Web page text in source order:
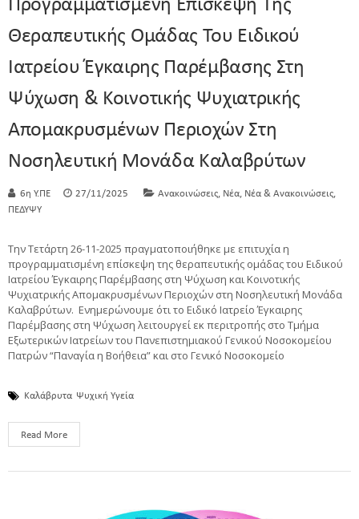
Προγραμματισμένη Επίσκεψη Της
Θεραπευτικής Ομάδας Του Ειδικού
Ιατρείου Έγκαιρης Παρέμβασης Στη
Ψύχωση & Κοινοτικής Ψυχιατρικής
Απομακρυσμένων Περιοχών Στη
Νοσηλευτική Μονάδα Καλαβρύτων
6η Υ.ΠΕ 27/11/2025 Ανακοινώσεις, Νέα, Νέα & Ανακοινώσεις,
ΠΕΔΥΨΥ
Την Τετάρτη 26-11-2025 πραγματοποιήθηκε με επιτυχία η
προγραμματισμένη επίσκεψη της θεραπευτικής ομάδας του Ειδικού
Ιατρείου Έγκαιρης Παρέμβασης στη Ψύχωση και Κοινοτικής
Ψυχιατρικής Απομακρυσμένων Περιοχών στη Νοσηλευτική Μονάδα
Καλαβρύτων. Ενημερώνουμε ότι το Ειδικό Ιατρείο Έγκαιρης
Παρέμβασης στη Ψύχωση λειτουργεί εκ περιτροπής στο Τμήμα
Εξωτερικών Ιατρείων του Πανεπιστημιακού Γενικού Νοσοκομείου
Πατρών “Παναγία η Βοήθεια” και στο Γενικό Νοσοκομείο
Καλάβρυτα Ψυχική Υγεία
Read More